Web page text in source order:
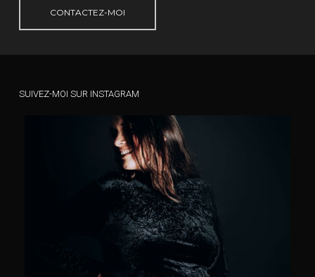
CONTACTEZ-MOI
SUIVEZ-MOI SUR INSTAGRAM